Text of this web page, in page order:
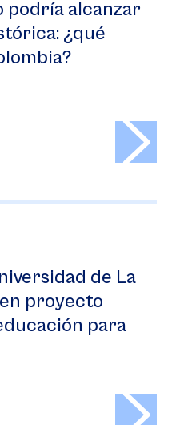
podría alcanzar
¿qué
de La
proyecto
para